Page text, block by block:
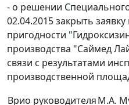
- о решении
02.04.2015 закрыть
пригодности
производства "Саймед
связи с результатами
производственной
Врио руководителяМ.А.